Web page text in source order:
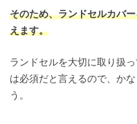
そのため、ランドセルカバ
えます。
ランドセルを大切に取り扱
は必須だと言えるので、か
う。